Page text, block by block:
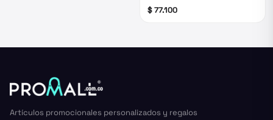
$ 77.100
Artículos promocionales personalizados y regalos